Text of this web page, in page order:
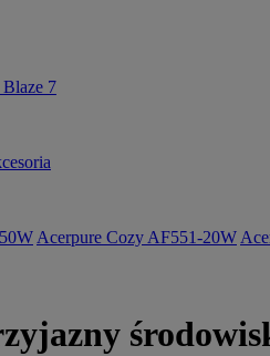
7
Acerpure Cozy AF551-20W